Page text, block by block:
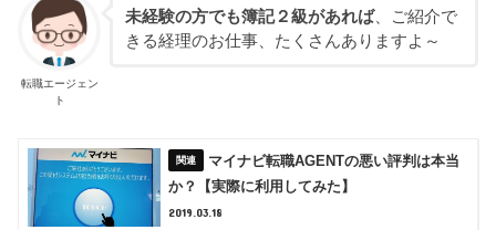
転職エージェン
ト
未経験の方でも簿記２級があれば、ご紹介で
きる経理のお仕事、たくさんありますよ～
マイナビ転職AGENTの悪い評判は本当
か？【実際に利用してみた】
2019.03.18